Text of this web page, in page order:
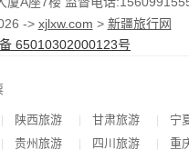
-> xjlxw.com > 新疆旅行网
65010302000123号
陕西旅游 甘肃旅游 宁
贵州旅游 四川旅游 重